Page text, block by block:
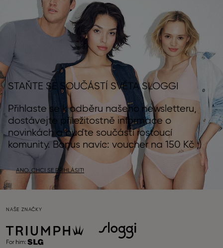
STAŇTE SE SOUČÁSTÍ SVĚTA SLOGGI
Přihlaste se k odběru našeho newsletteru,
dostávejte příležitostně informace o
novinkách a buďte součástí rostoucí
komunity. Bonus navíc: voucher na 150 Kč ;)
ANO, CHCI SE PŘIHLÁSIT!
NAŠE ZNAČKY